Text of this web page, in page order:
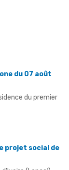
du 07 août
du premier
(Lonaci)
sociales